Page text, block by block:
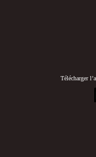
Télécharger